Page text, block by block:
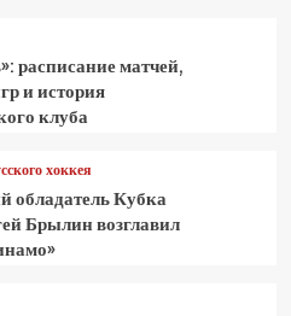
расписание матчей,
и история
клуба
хоккея
обладатель Кубка
Брылин возглавил